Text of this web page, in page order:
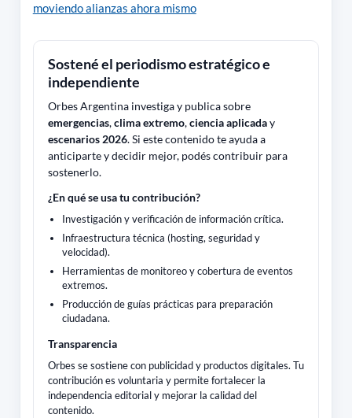
moviendo alianzas ahora mismo
Sostené el periodismo estratégico e
independiente
Orbes Argentina investiga y publica sobre
emergencias,clima extremo,ciencia aplicaday
escenarios 2026. Si este contenido te ayuda a
anticiparte y decidir mejor, podés contribuir para
sostenerlo.
¿En qué se usa tu contribución?
Investigación y verificación de información crítica.
Infraestructura técnica (hosting, seguridad y
velocidad).
Herramientas de monitoreo y cobertura de eventos
extremos.
Producción de guías prácticas para preparación
ciudadana.
Transparencia
Orbes se sostiene con publicidad y productos digitales. Tu
contribución es voluntaria y permite fortalecer la
independencia editorial y mejorar la calidad del
contenido.